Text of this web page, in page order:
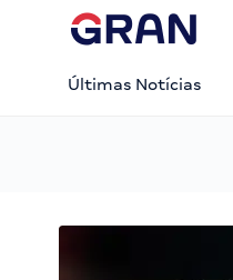
Últimas Notícias